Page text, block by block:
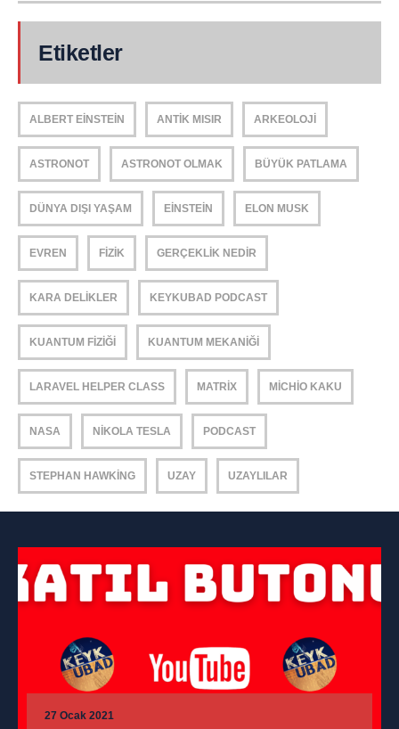
Etiketler
ALBERT EINSTEIN ANTIK MISIR ARKEOLOJI
ASTRONOT ASTRONOT OLMAK BÜYÜK PATLAMA
DÜNYA DIŞI YAŞAM EINSTEIN ELON MUSK
EVREN FIZIK GERÇEKLIK NEDIR
KARA DELIKLER KEYKUBAD PODCAST
KUANTUM FIZIĞI KUANTUM MEKANIĞI
LARAVEL HELPER CLASS MATRIX MICHIO KAKU
NASA NIKOLA TESLA PODCAST
STEPHAN HAWKING UZAY UZAYLILAR
27 Ocak 2021